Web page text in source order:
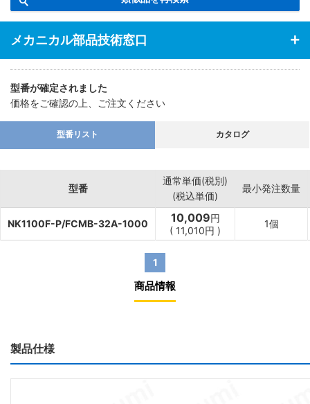
メカニカル部品技術窓口
型番が確定されました
価格をご確認の上、ご注文ください
型番リスト カタログ
型番
通常単価(税別)
(税込単価)
最小発注数量
NK1100F-P/FCMB-32A-1000 10,009円
( 11,010円 )
1個
1
商品情報
製品仕様